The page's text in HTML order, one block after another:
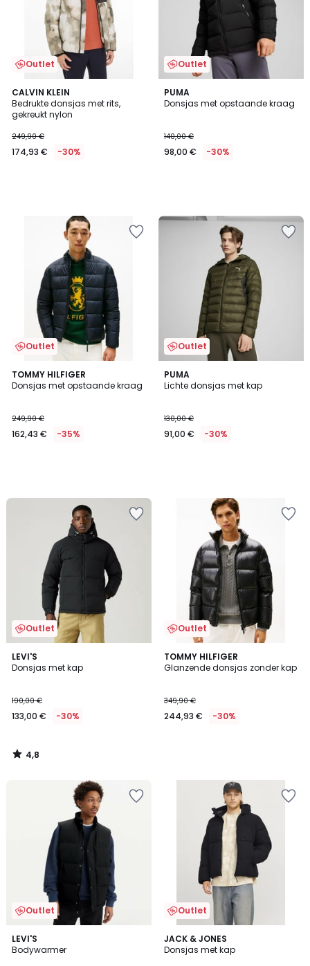
Outlet
CALVIN KLEIN
Bedrukte donsjas met rits,
gekreukt nylon
249,90 €
174,93 € -30%
Outlet
PUMA
Donsjas met opstaande kraag
140,00 €
98,00 € -30%
Outlet
TOMMY HILFIGER
Donsjas met opstaande kraag
249,90 €
162,43 € -35%
Outlet
PUMA
Lichte donsjas met kap
130,00 €
91,00 € -30%
Outlet
LEVI'S
Donsjas met kap
190,00 €
133,00 € -30%
4,8
/ 5
4,8
/
Outlet
TOMMY HILFIGER
Glanzende donsjas zonder kap
349,90 €
244,93 € -30%
Outlet
LEVI'S
Bodywarmer
4,7
/ 5
2
Kleuren
Outlet
JACK & JONES
Donsjas met kap
5
/